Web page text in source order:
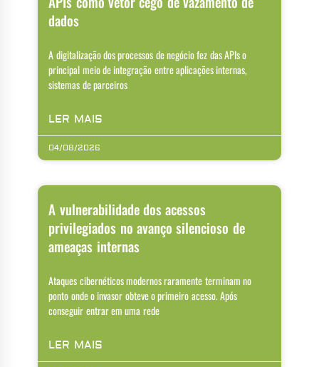
dados
A digitalização dos processos de negócio fez das APIs o
principal meio de integração entre aplicações internas,
sistemas de parceiros
LER MAIS
04/08/2026
A vulnerabilidade dos acessos
privilegiados no avanço silencioso de
ameaças internas
Ataques cibernéticos modernos raramente terminam no
ponto onde o invasor obteve o primeiro acesso. Após
conseguir entrar em uma rede
LER MAIS